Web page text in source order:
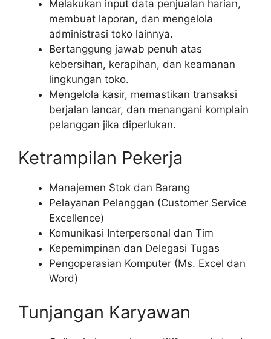
Melakukan input data penjualan harian,
membuat laporan, dan mengelola
administrasi toko lainnya.
Bertanggung jawab penuh atas
kebersihan, kerapihan, dan keamanan
lingkungan toko.
Mengelola kasir, memastikan transaksi
berjalan lancar, dan menangani komplain
pelanggan jika diperlukan.
Ketrampilan Pekerja
Manajemen Stok dan Barang
Pelayanan Pelanggan (Customer Service
Excellence)
Komunikasi Interpersonal dan Tim
Kepemimpinan dan Delegasi Tugas
Pengoperasian Komputer (Ms. Excel dan
Word)
Tunjangan Karyawan